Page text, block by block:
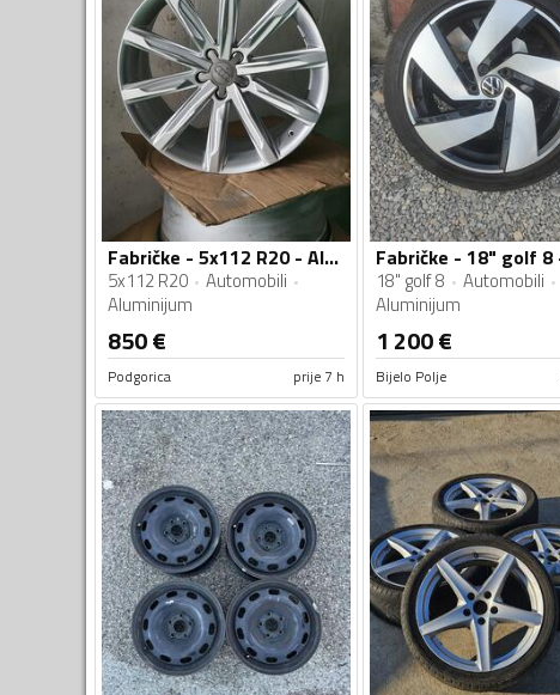
Fabričke - 5x112 R20 - Aluminijum felne
5x112 R20
Automobili
Aluminijum
850€
Podgorica prije 7 h
18" golf 8
Automobili
Aluminijum
1 200€
Bijelo Polje